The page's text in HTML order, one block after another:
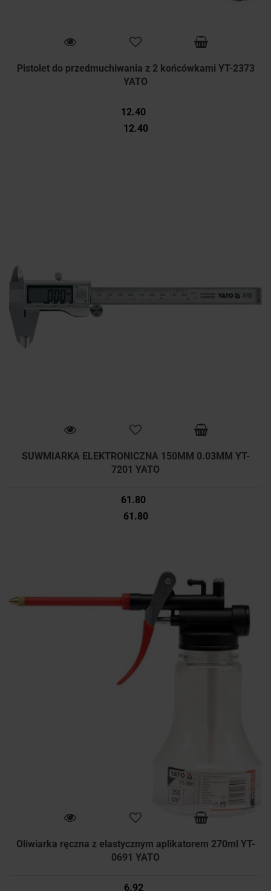
Pistolet do przedmuchiwania z 2 końcówkami YT-2373
YATO
12.40
12.40
SUWMIARKA ELEKTRONICZNA 150MM 0.03MM YT-
7201 YATO
61.80
61.80
Oliwiarka ręczna z elastycznym aplikatorem 270ml YT-
0691 YATO
6.92